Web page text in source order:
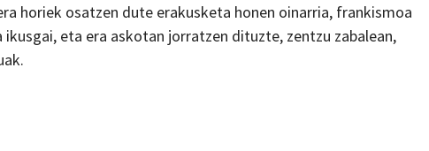
horiek osatzen dute erakusketa honen oinarria, frankismoa
eta era askotan jorratzen dituzte, zentzu zabalean,